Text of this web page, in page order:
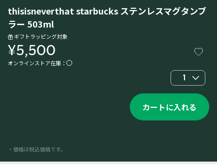
thisisneverthat starbucks ステンレスマグタンブ
ラー 503ml
ギフトラッピング対象
¥5,500
オンラインストア在庫：
1
カートに入れる
・価格は税込価格です。